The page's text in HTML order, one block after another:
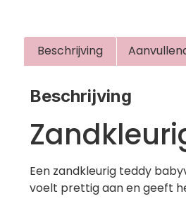
Beschrijving
Beschrijving
Een zandkleurig teddy
voelt prettig aan en geeft